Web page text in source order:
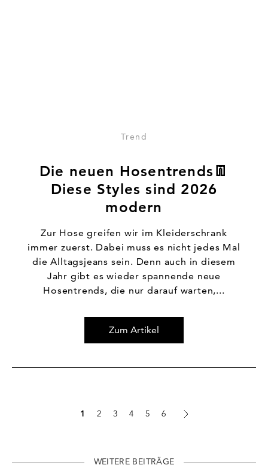
Trend
Die neuen Hosentrends👖
Diese Styles sind 2026
modern
Zur Hose greifen wir im Kleiderschrank
immer zuerst. Dabei muss es nicht jedes Mal
die Alltagsjeans sein. Denn auch in diesem
Jahr gibt es wieder spannende neue
Hosentrends, die nur darauf warten,...
Zum Artikel
1 2 3 4 5 6
WEITERE BEITRÄGE